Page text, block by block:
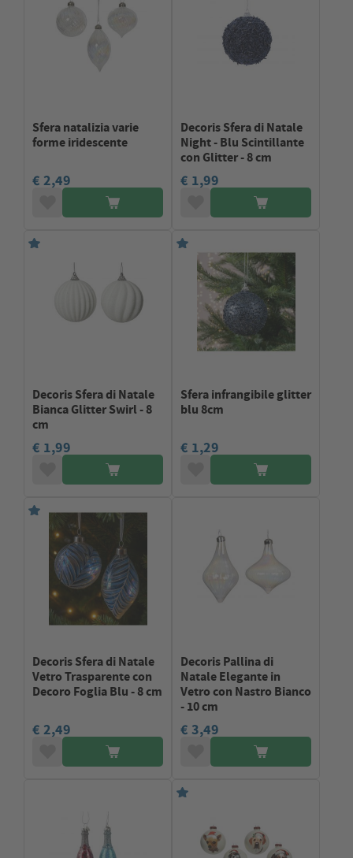
Sfera natalizia varie
forme iridescente
€ 2,49
Decoris Sfera di Natale
Night - Blu Scintillante
con Glitter - 8 cm
€ 1,99
Decoris Sfera di Natale
Bianca Glitter Swirl - 8
cm
€ 1,99
Sfera infrangibile glitter
blu 8cm
€ 1,29
Decoris Sfera di Natale
Vetro Trasparente con
Decoro Foglia Blu - 8 cm
€ 2,49
Decoris Pallina di
Natale Elegante in
Vetro con Nastro Bianco
- 10 cm
€ 3,49